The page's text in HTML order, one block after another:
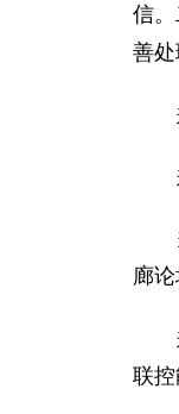
信
善
关
关
关
廊论
关
联控